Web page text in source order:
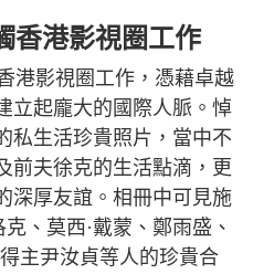
香港影視圈工作
港影視圈工作，憑藉卓越
立起龐大的國際人脈。悼
私生活珍貴照片，當中不
前夫徐克的生活點滴，更
深厚友誼。相冊中可見施
、莫西·戴蒙、鄭雨盛、
主尹汝貞等人的珍貴合